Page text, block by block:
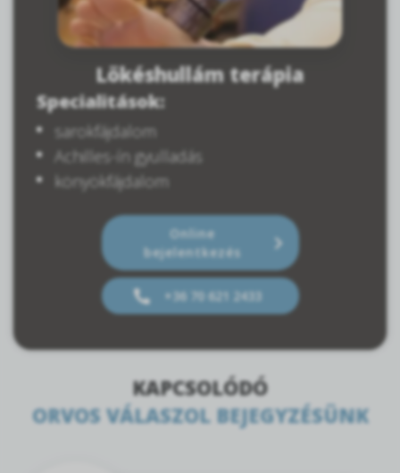
Lökéshullám terápia
Specialitások:
sarokfájdalom
Achilles-ín gyulladás
könyökfájdalom
Online
bejelentkezés
+36 70 621 2433
KAPCSOLÓDÓ
ORVOS VÁLASZOL BEJEGYZÉSÜNK